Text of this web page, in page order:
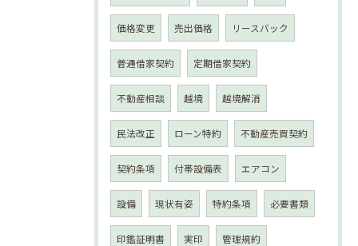
価格変更 売出価格 リースバック
普通借家契約 定期借家契約
不動産相談 越境 越境解消
民法改正 ローン特約 不動産売買契約
契約条項 付帯設備表 エアコン
設備 現状有姿 特約条項 必要書類
印鑑証明書 実印 管理規約